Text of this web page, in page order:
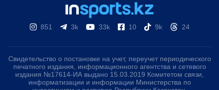
851 3k 33k 10 9k 24
Свидетельство о постановке на учет, переучет периодического
печатного издания, информационного агентства и сетевого
издания №17614-ИА выдано 15.03.2019 Комитетом связи,
информатизации и информации Министерства по